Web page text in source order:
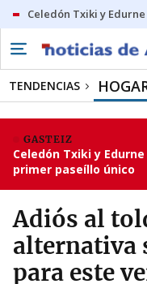
Celedón Txiki y Edurne
TENDENCIAS
GASTEIZ
Celedón Txiki y
primer paseíllo único
Adiós al
alternativa
para este